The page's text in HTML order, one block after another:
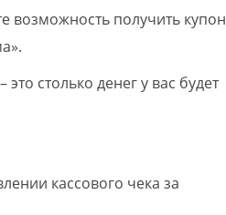
возможность получить купон
столько денег у вас будет
кассового чека за